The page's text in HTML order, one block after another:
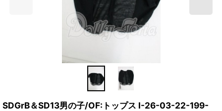
SDGrB＆SD13男の子/OF:トップス I-26-03-22-199-